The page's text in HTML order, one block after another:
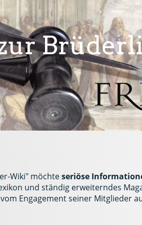
Wiki" möchteseriöse
und ständig erweiterndes
Engagement seiner Mitglieder